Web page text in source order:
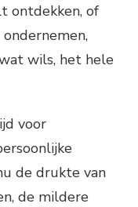
ontdekken, of
wils, het hele
voor
de drukte van
de mildere